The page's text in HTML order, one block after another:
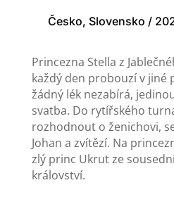
Česko, Slovensko /
Princezna Stella z
každý den probouzí v jiné
žádný lék nezabírá,
svatba. Do rytířského
rozhodnout o ženichovi,
Johan a zvítězí. Na
zlý princ Ukrut ze
království.